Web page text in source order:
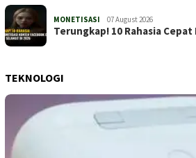
MONETISASI 07 August 2026
Terungkap! 10 Rahasia
TEKNOLOGI